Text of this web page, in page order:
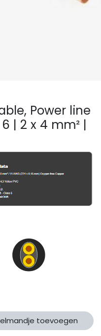
Power line
| 2 x 4 mm² |
toevoegen